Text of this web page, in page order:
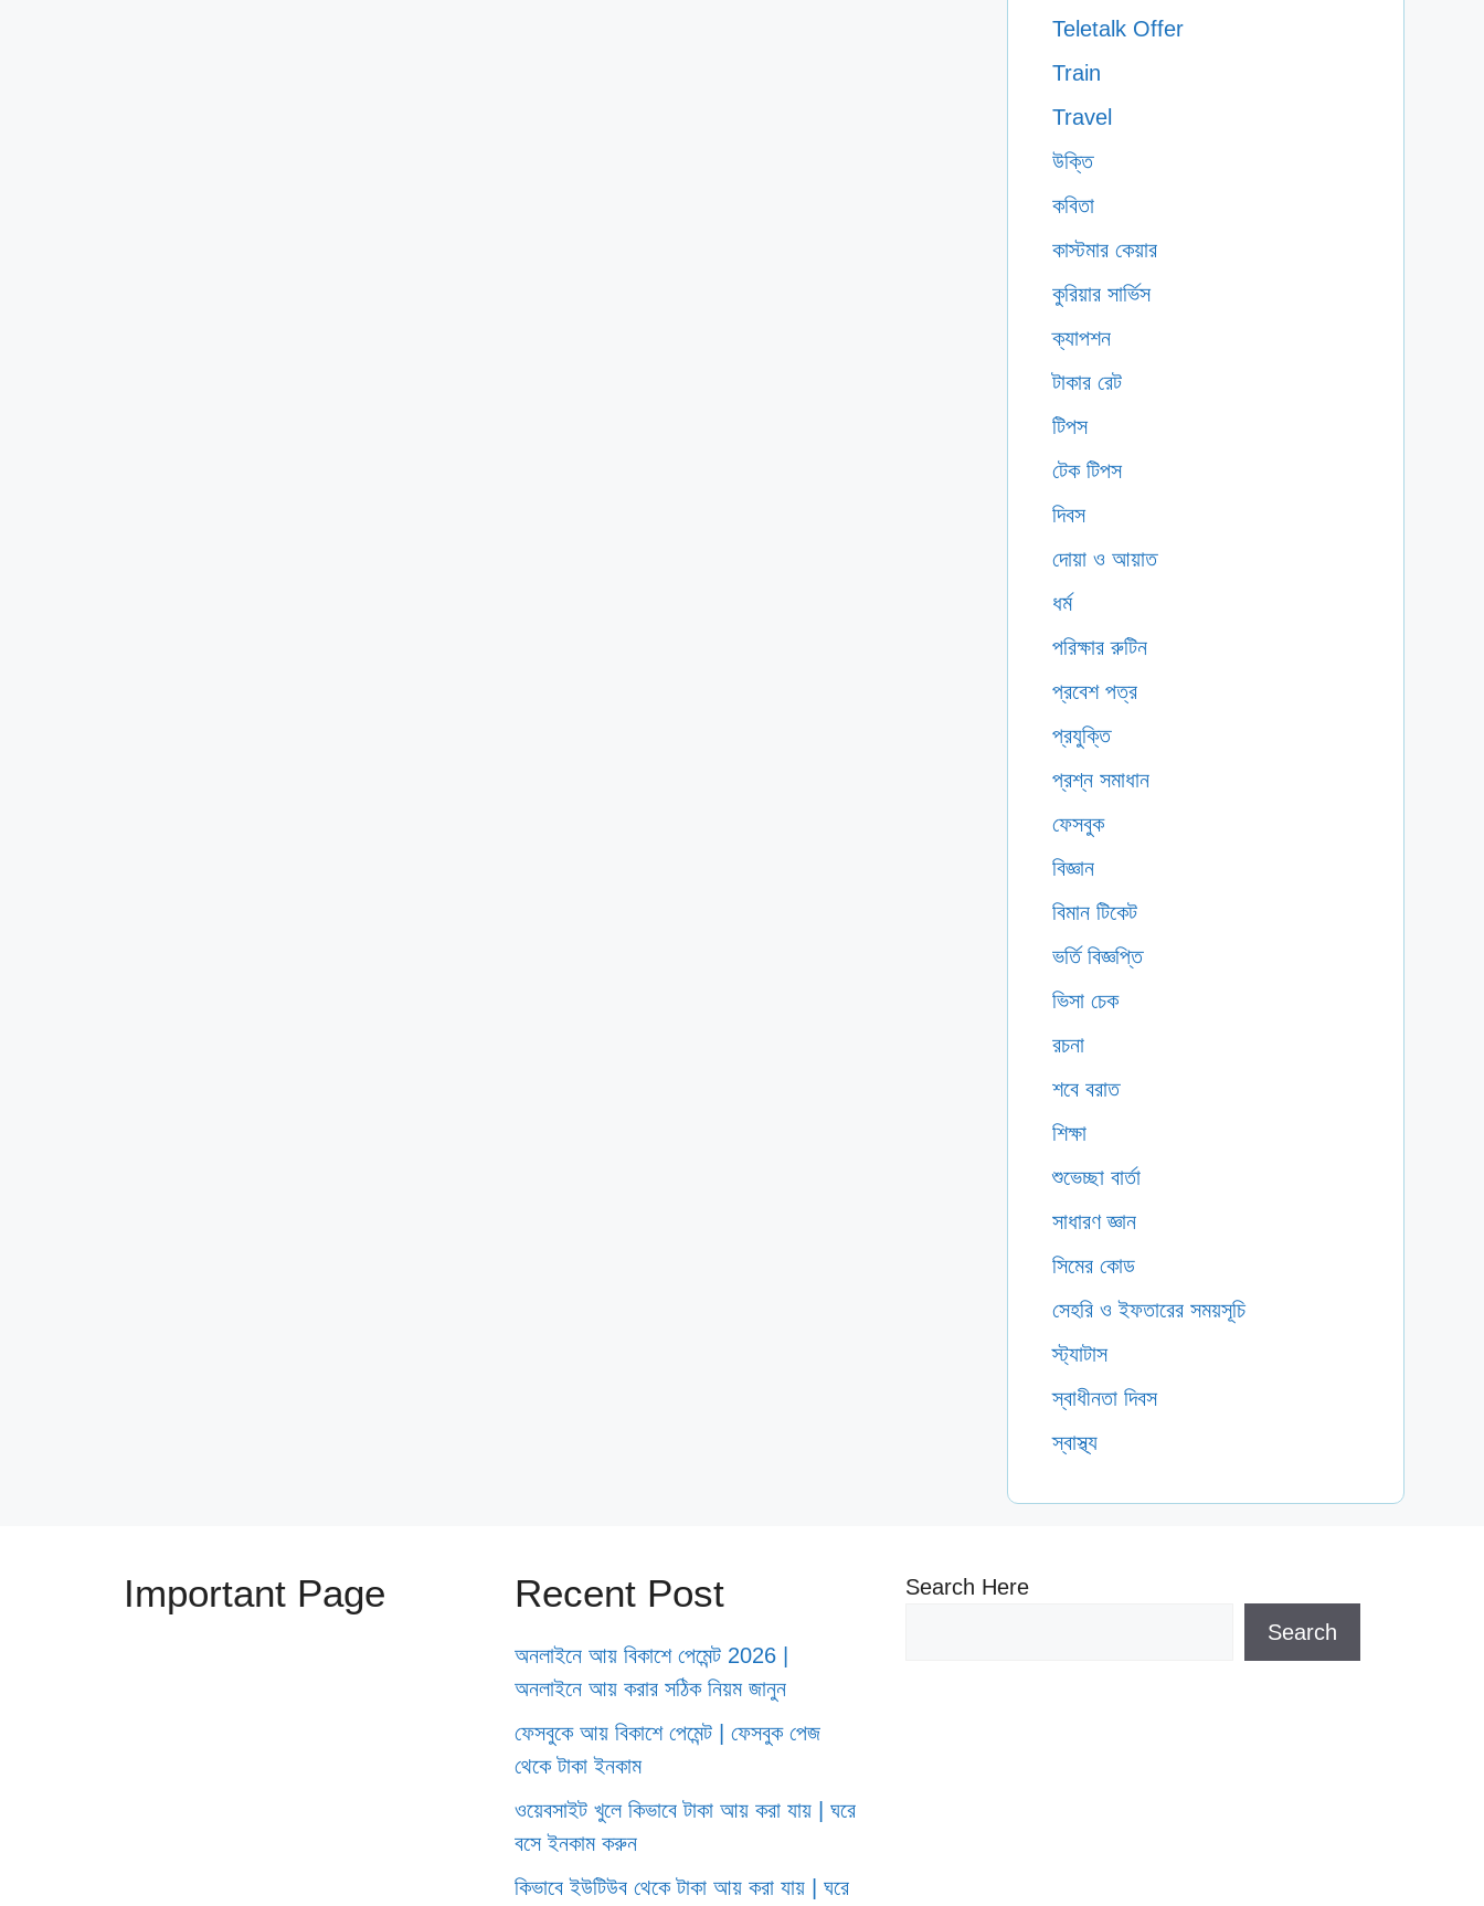
Teletalk Offer
Train
Travel
উক্তি
কবিতা
কাস্টমার কেয়ার
কুরিয়ার সার্ভিস
ক্যাপশন
টাকার রেট
টিপস
টেক টিপস
দিবস
দোয়া ও আয়াত
ধর্ম
পরিক্ষার রুটিন
প্রবেশ পত্র
প্রযুক্তি
প্রশ্ন সমাধান
ফেসবুক
বিজ্ঞান
বিমান টিকেট
ভর্তি বিজ্ঞপ্তি
ভিসা চেক
রচনা
শবে বরাত
শিক্ষা
শুভেচ্ছা বার্তা
সাধারণ জ্ঞান
সিমের কোড
সেহরি ও ইফতারের সময়সূচি
স্ট্যাটাস
স্বাধীনতা দিবস
স্বাস্থ্য
Important Page Recent Post
অনলাইনে আয় বিকাশে পেমেন্ট 2026 |
অনলাইনে আয় করার সঠিক নিয়ম জানুন
ফেসবুকে আয় বিকাশে পেমেন্ট | ফেসবুক পেজ
থেকে টাকা ইনকাম
ওয়েবসাইট খুলে কিভাবে টাকা আয় করা যায় | ঘরে
বসে ইনকাম করুন
কিভাবে ইউটিউব থেকে টাকা আয় করা যায় | ঘরে
Search Here
Search